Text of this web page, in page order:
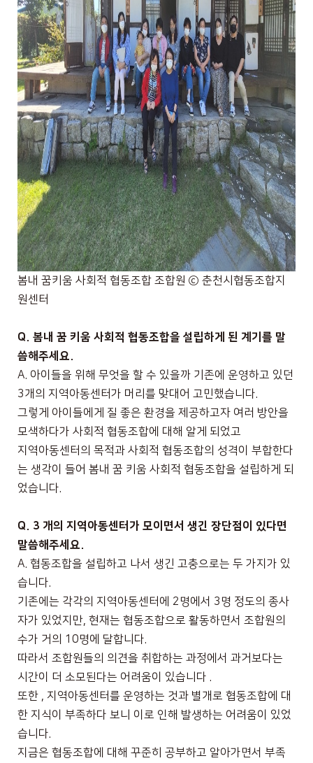
봄내 꿈키움 사회적 협동조합 조합원 ⓒ 춘천시협동조합지
원센터
Q. 봄내 꿈 키움 사회적 협동조합을 설립하게 된 계기를 말
씀해주세요.
A. 아이들을 위해 무엇을 할 수 있을까 기존에 운영하고 있던
3개의 지역아동센터가 머리를 맞대어 고민했습니다.
그렇게 아이들에게 질 좋은 환경을 제공하고자 여러 방안을
모색하다가 사회적 협동조합에 대해 알게 되었고
지역아동센터의 목적과 사회적 협동조합의 성격이 부합한다
는 생각이 들어 봄내 꿈 키움 사회적 협동조합을 설립하게 되
었습니다.
Q. 3 개의 지역아동센터가 모이면서 생긴 장단점이 있다면
말씀해주세요.
A. 협동조합을 설립하고 나서 생긴 고충으로는 두 가지가 있
습니다.
기존에는 각각의 지역아동센터에 2 명에서 3 명 정도의 종사
자가 있었지만, 현재는 협동조합으로 활동하면서 조합원의
수가 거의 10명에 달합니다.
따라서 조합원들의 의견을 취합하는 과정에서 과거보다는
시간이 더 소모된다는 어려움이 있습니다 .
또한 , 지역아동센터를 운영하는 것과 별개로 협동조합에 대
한 지식이 부족하다 보니 이로 인해 발생하는 어려움이 있었
습니다.
지금은 협동조합에 대해 꾸준히 공부하고 알아가면서 부족